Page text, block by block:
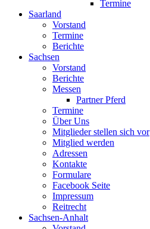
Termine
Saarland
Vorstand
Termine
Berichte
Sachsen
Vorstand
Berichte
Messen
Partner Pferd
Termine
Über Uns
Mitglieder stellen sich vor
Mitglied werden
Adressen
Kontakte
Formulare
Facebook Seite
Impressum
Reitrecht
Sachsen-Anhalt